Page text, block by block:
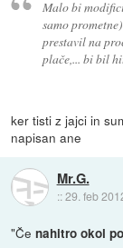
Malo bi
samo
prestavil na
plače,... bi bil
ker tisti z jajci in
napisan ane
Mr.G.
::29. feb
"Čenahitro okol